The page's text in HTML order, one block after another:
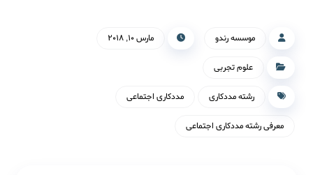
موسسه رندو مارس ۱۰, ۲۰۱۸
علوم تجربی
رشته مددکاری مددکاری اجتماعی
معرفی رشته مددکاری اجتماعی